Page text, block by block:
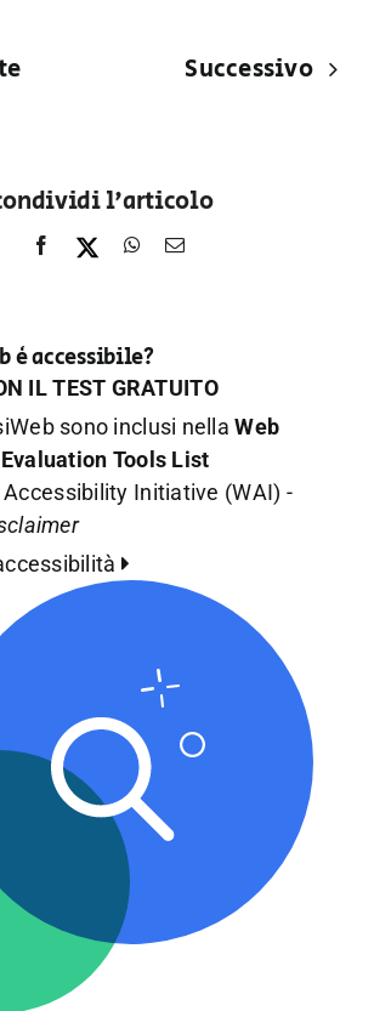
Successivo
l'articolo
è accessibile?
IL TEST GRATUITO
sono inclusi nellaWeb
Tools List
Accessibility Initiative (WAI) -